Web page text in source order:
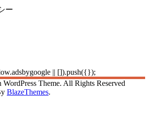
ー
|| []).push({});
Theme. All Rights Reserved
BlazeThemes.